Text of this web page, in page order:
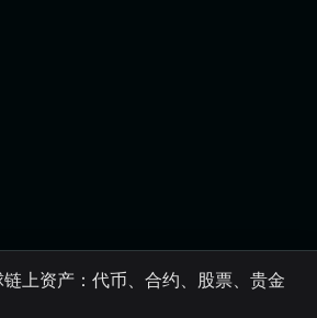
上资产：代币、合约、股票、贵金